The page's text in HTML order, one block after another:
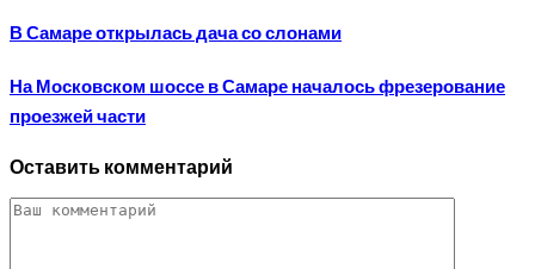
В Самаре открылась дача со слонами
На Московском шоссе в Самаре началось фрезерование
проезжей части
Оставить комментарий